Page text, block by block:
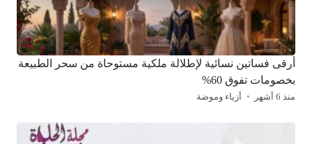
أرقى فساتين نسائية لإطلالة ملكية مستوحاة من سحر الطبيعة
بخصومات تفوق 60%
منذ 6 أشهر أزياء وموضة